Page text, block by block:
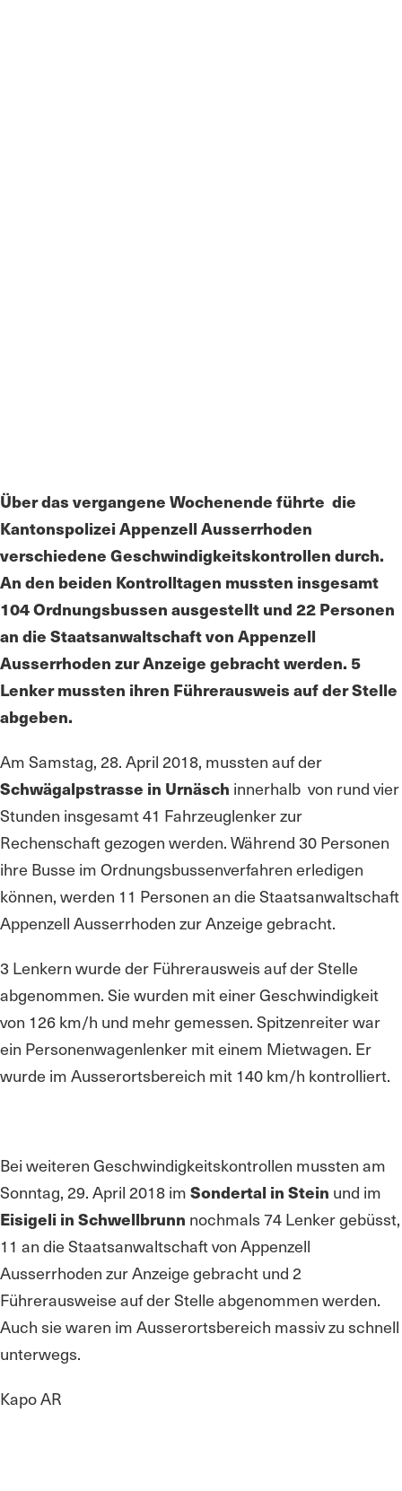
Über das vergangene Wochenende führte die
Kantonspolizei Appenzell Ausserrhoden
verschiedene Geschwindigkeitskontrollen durch.
An den beiden Kontrolltagen mussten insgesamt
104 Ordnungsbussen ausgestellt und 22 Personen
an die Staatsanwaltschaft von Appenzell
Ausserrhoden zur Anzeige gebracht werden. 5
Lenker mussten ihren Führerausweis auf der Stelle
abgeben.
Am Samstag, 28. April 2018, mussten auf der
Schwägalpstrasse in Urnäsch innerhalb von rund vier
Stunden insgesamt 41 Fahrzeuglenker zur
Rechenschaft gezogen werden. Während 30 Personen
ihre Busse im Ordnungsbussenverfahren erledigen
können, werden 11 Personen an die Staatsanwaltschaft
Appenzell Ausserrhoden zur Anzeige gebracht.
3 Lenkern wurde der Führerausweis auf der Stelle
abgenommen. Sie wurden mit einer Geschwindigkeit
von 126 km/h und mehr gemessen. Spitzenreiter war
ein Personenwagenlenker mit einem Mietwagen. Er
wurde im Ausserortsbereich mit 140 km/h kontrolliert.
Bei weiteren Geschwindigkeitskontrollen mussten am
Sonntag, 29. April 2018 im Sondertal in Stein und im
Eisigeli in Schwellbrunn nochmals 74 Lenker gebüsst,
11 an die Staatsanwaltschaft von Appenzell
Ausserrhoden zur Anzeige gebracht und 2
Führerausweise auf der Stelle abgenommen werden.
Auch sie waren im Ausserortsbereich massiv zu schnell
unterwegs.
Kapo AR